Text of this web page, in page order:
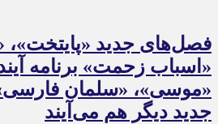
فصل‌های جدید «پایتخت»،
«اسباب زحمت» برنامه
«موسی»، «سلمان
جدید دیگر هم می‌آیند